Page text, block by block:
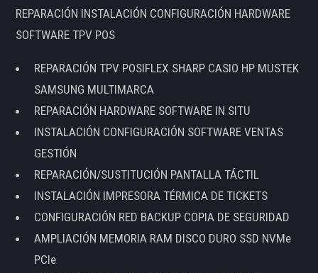
REPARACIÓN INSTALACIÓN CONFIGURACIÓN HARDWARE
SOFTWARE TPV POS
REPARACIÓN TPV POSIFLEX SHARP CASIO HP MUSTEK
SAMSUNG MULTIMARCA
REPARACIÓN HARDWARE SOFTWARE IN SITU
INSTALACIÓN CONFIGURACIÓN SOFTWARE VENTAS
GESTIÓN
REPARACIÓN/SUSTITUCIÓN PANTALLA TÁCTIL
INSTALACIÓN IMPRESORA TÉRMICA DE TICKETS
CONFIGURACIÓN RED BACKUP COPIA DE SEGURIDAD
AMPLIACIÓN MEMORIA RAM DISCO DURO SSD NVMe
PCIe